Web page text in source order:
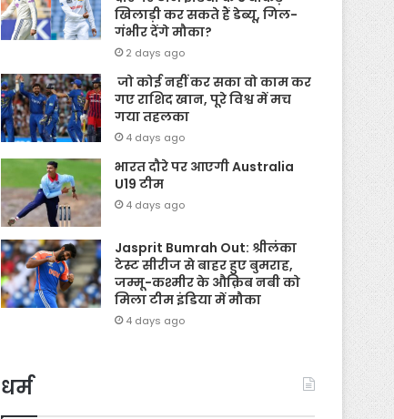
खिलाड़ी कर सकते हैं डेब्यू, गिल-
गंभीर देंगे मौका?
2 days ago
जो कोई नहीं कर सका वो काम कर
गए राशिद खान, पूरे विश्व में मच
गया तहलका
4 days ago
भारत दौरे पर आएगी Australia
U19 टीम
4 days ago
Jasprit Bumrah Out: श्रीलंका
टेस्ट सीरीज से बाहर हुए बुमराह,
जम्मू-कश्मीर के औक़िब नबी को
मिला टीम इंडिया में मौका
4 days ago
धर्म